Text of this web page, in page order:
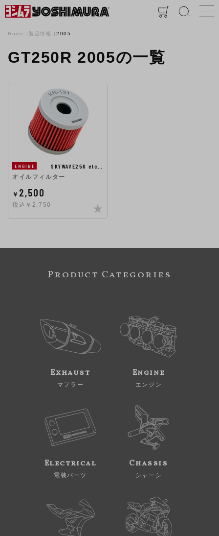
Home 製品情報 2005
GT250R 2005の一覧
ENGINE
SKYWAVE250 etc…
オイルフィルター
￥ 2,500
税込￥2,750
Product Categories
Exhaust
マフラー
Engine
エンジン
Electrical
電装パーツ
Chassis
シャーシ